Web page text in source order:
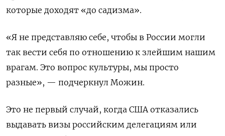
которые доходят «до садизма».
«Я не представляю себе, чтобы в России могли
так вести себя по отношению к злейшим нашим
врагам. Это вопрос культуры, мы просто
разные», — подчеркнул Можин.
Это не первый случай, когда США отказались
выдавать визы российским делегациям или